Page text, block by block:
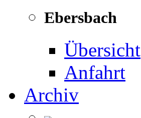
Ebersbach
Übersicht
Anfahrt
Archiv